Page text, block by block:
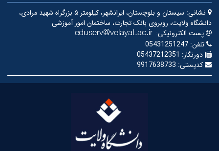
نشانی:
سیستان و بلوچستان، ایرانشهر، کیلومتر ۵ بزرگراه شهید مرادی،
دانشگاه ولایت، روبروی بانک تجارت، ساختمان امور آموزشی
پست الکترونیکی:
تلفن: 05431251247
دورنگار: 05437212351
کدپستی: 9917638733